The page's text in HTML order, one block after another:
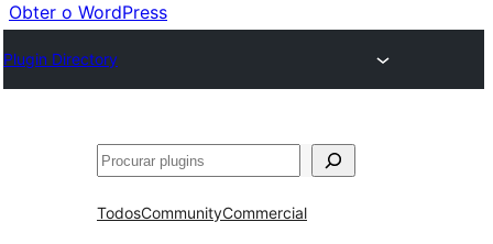
Obter o WordPress
Plugin Directory
Pesquisar
TodosCommunityCommercial